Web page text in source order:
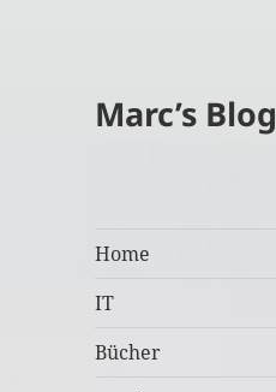
Marc’s Blog
Home
IT
Bücher